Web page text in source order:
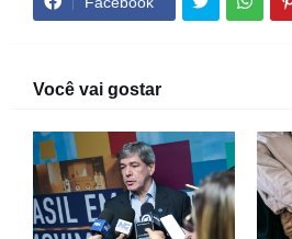
Você vai gostar